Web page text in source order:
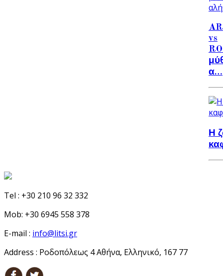
vs
α…
Η
Tel : +30 210 96 32 332
Mob: +30 6945 558 378
E-mail : info@litsi.gr
Address : Ροδοπόλεως 4 Αθήνα, Ελληνικό, 167 77